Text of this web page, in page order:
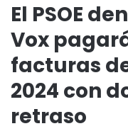
El PSOE
Vox
facturas
2024 con
retraso